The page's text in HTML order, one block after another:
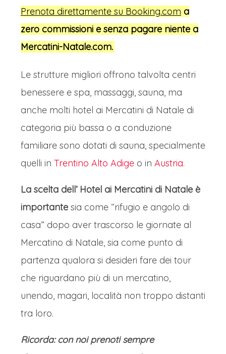
Prenota direttamente su Booking.com a
zero commissioni e senza pagare niente a
Mercatini-Natale.com.
Le strutture migliori offrono talvolta centri
benessere e spa, massaggi, sauna, ma
anche molti hotel ai Mercatini di Natale di
categoria più bassa o a conduzione
familiare sono dotati di sauna, specialmente
quelli in Trentino Alto Adige o in Austria.
La scelta dell’ Hotel ai Mercatini di Natale è
importante sia come “rifugio e angolo di
casa” dopo aver trascorso le giornate al
Mercatino di Natale, sia come punto di
partenza qualora si desideri fare dei tour
che riguardano più di un mercatino,
unendo, magari, località non troppo distanti
tra loro.
Ricorda: con noi prenoti sempre